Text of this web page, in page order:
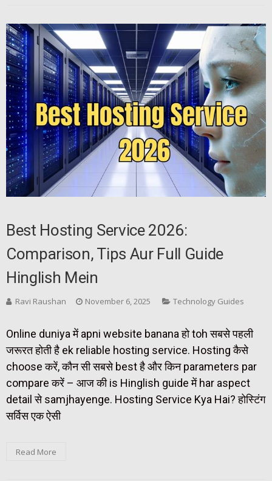
Best Hosting Service 2026:
Comparison, Tips Aur Full Guide
Hinglish Mein
Ravi Raushan November 6, 2025 Technology Guides
Online duniya में apni website banana हो toh सबसे पहली
जरूरत होती है ek reliable hosting service. Hosting कैसे
choose करें, कौन सी सबसे best है और किन parameters par
compare करें – आज की is Hinglish guide में har aspect
detail से samjhayenge. Hosting Service Kya Hai? होस्टिंग
सर्विस एक ऐसी
Read More